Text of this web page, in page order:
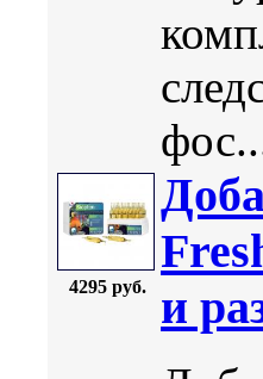
4295 руб.
и